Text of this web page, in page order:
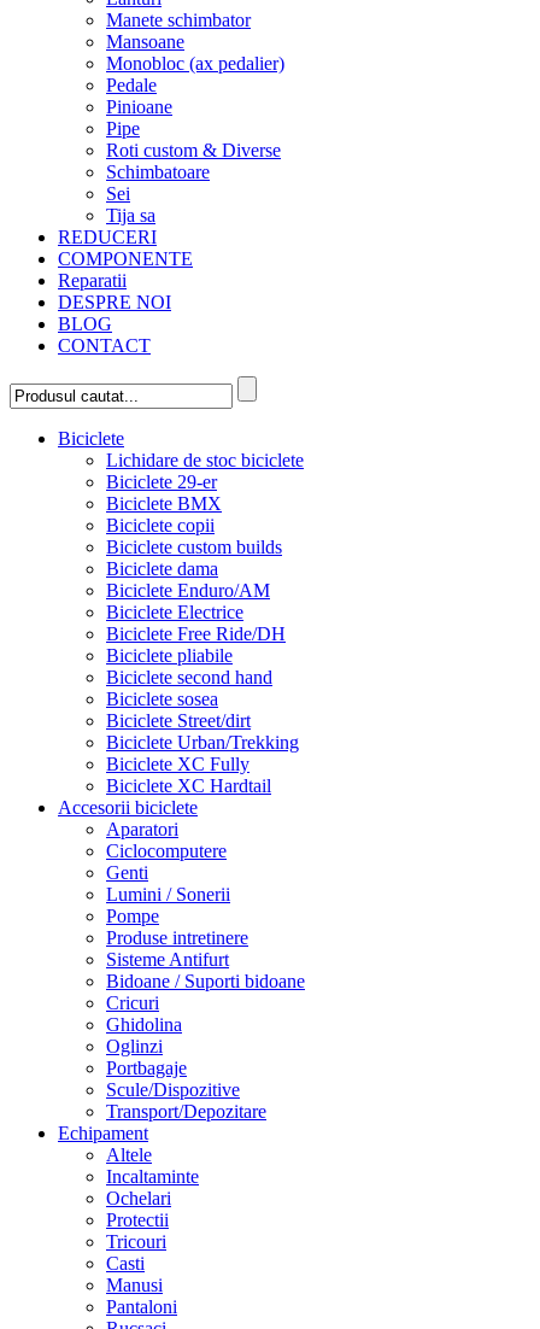
Manete schimbator
Mansoane
Monobloc (ax pedalier)
Pedale
Pinioane
Pipe
Roti custom & Diverse
Schimbatoare
Sei
Tija sa
REDUCERI
COMPONENTE
Reparatii
DESPRE NOI
BLOG
CONTACT
Biciclete
Lichidare de stoc biciclete
Biciclete 29-er
Biciclete BMX
Biciclete copii
Biciclete custom builds
Biciclete dama
Biciclete Enduro/AM
Biciclete Electrice
Biciclete Free Ride/DH
Biciclete pliabile
Biciclete second hand
Biciclete sosea
Biciclete Street/dirt
Biciclete Urban/Trekking
Biciclete XC Fully
Biciclete XC Hardtail
Accesorii biciclete
Aparatori
Ciclocomputere
Genti
Lumini / Sonerii
Pompe
Produse intretinere
Sisteme Antifurt
Bidoane / Suporti bidoane
Cricuri
Ghidolina
Oglinzi
Portbagaje
Scule/Dispozitive
Transport/Depozitare
Echipament
Altele
Incaltaminte
Ochelari
Protectii
Tricouri
Casti
Manusi
Pantaloni